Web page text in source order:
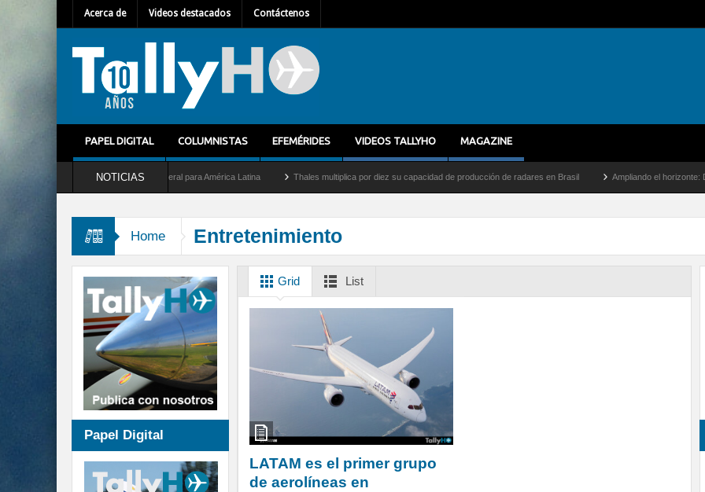
Acerca de Videos destacados Contáctenos
PAPEL DIGITAL COLUMNISTAS EFEMÉRIDES VIDEOS TALLYHO MAGAZINE
NOTICIAS
Mallet como nuevo Director General para América Latina Thales multiplica por diez su capacidad de producción de radares en Brasil Ampliando el horizonte: Dentro
Home Entretenimiento
Grid List
LATAM es el primer grupo
de aerolíneas en
Papel Digital